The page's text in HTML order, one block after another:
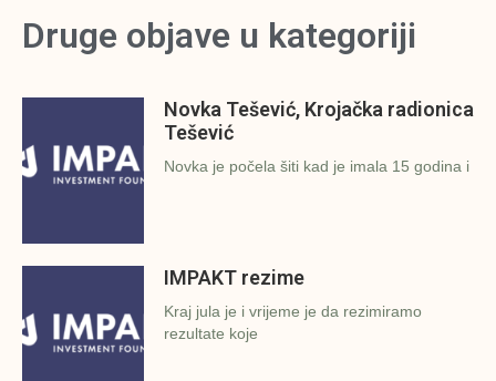
Druge objave u kategoriji
Novka Tešević, Krojačka radionica
Tešević
Novka je počela šiti kad je imala 15 godina i
IMPAKT rezime
Kraj jula je i vrijeme je da rezimiramo
rezultate koje